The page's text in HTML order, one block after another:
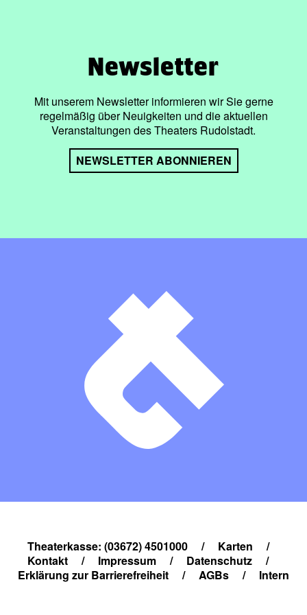
Newsletter
Mit unserem Newsletter informieren wir Sie gerne
regelmäßig über Neuigkeiten und die aktuellen
Veranstaltungen des Theaters Rudolstadt.
NEWSLETTER ABONNIEREN
Theaterkasse: (03672) 4501000 / Karten
/
Kontakt
/ Impressum / Datenschutz
/
Erklärung zur Barrierefreiheit
/ AGBs / Intern